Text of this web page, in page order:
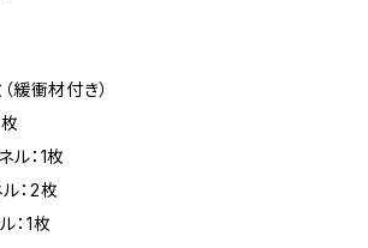
緩衝材付き）
：1枚
：2枚
：1枚